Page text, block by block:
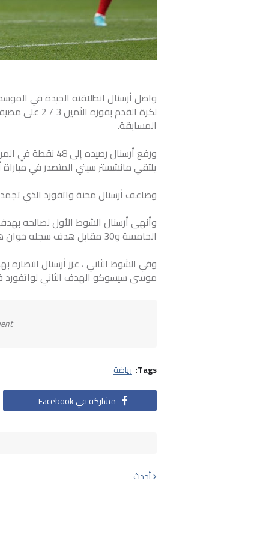
واصل أرسنال انطلاقته الجيدة في الموسم
لكرة القدم
المسابقة.
ورفع أرسنال
يلتقي مانشستر سيتي المتصدر في
وضاعف أرسنال محنة واتفورد الذي تجمد رصيده عند 19 نقطة في المركز
وأنهى أرسنال الشوط الأول لصالحه
الخامسة و30 مقابل هدف سجله خوان هيرنانديز في الدقيقة 11 .
موسى سيسوكو الهدف الثاني لواتفورد في
Tags: رياضة
مشاركة في Facebook
أحدث